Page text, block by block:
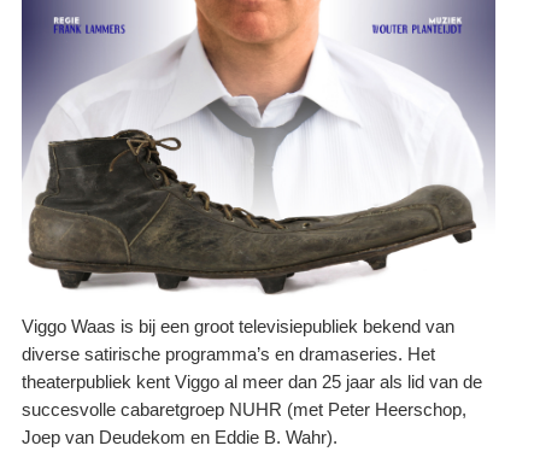
Viggo Waas is bij een groot televisiepubliek bekend van
diverse satirische programma’s en dramaseries. Het
theaterpubliek kent Viggo al meer dan 25 jaar als lid van de
succesvolle cabaretgroep NUHR (met Peter Heerschop,
Joep van Deudekom en Eddie B. Wahr).